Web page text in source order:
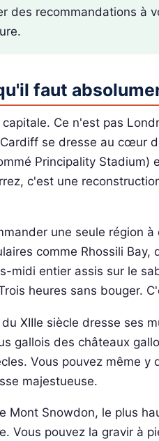
des recommandations à
faut
Ce n'est pas
se dresse au cœur
Principality Stadium)
c'est une
une seule région
comme Rhossili
midi entier assis sur le
heures sans bouger.
XIIIe siècle dresse ses
gallois des châteaux
Vous pouvez même y
majestueuse.
Mont Snowdon, le plus
Vous pouvez la gravir à